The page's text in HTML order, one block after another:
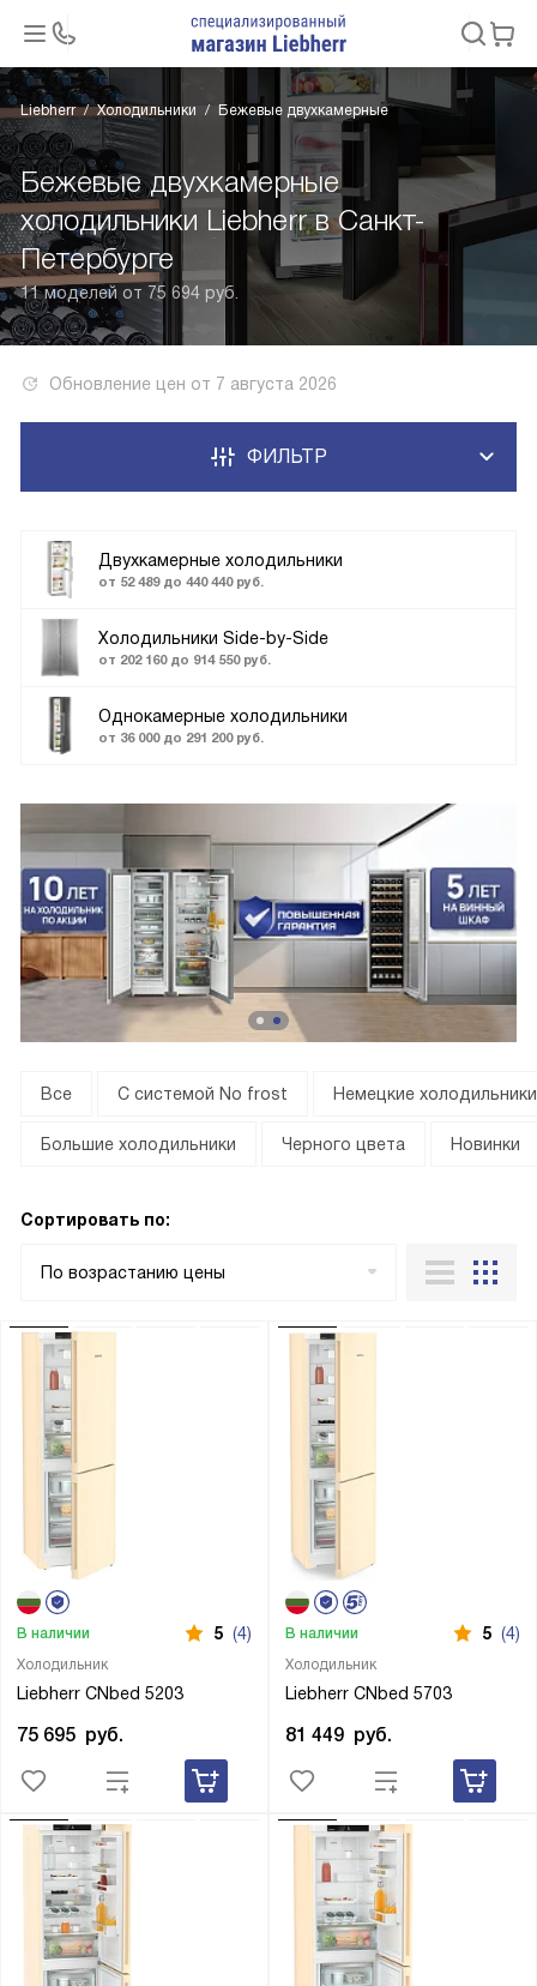
Liebherr Холодильники Бежевые двухкамерные
Бежевые двухкамерные
холодильники Liebherr в Санкт-
Петербурге
11 моделей от 75 694 руб.
Обновление цен от 7 августа 2026
Двухкамерные холодильники
от 52 489 до 440 440 руб.
Холодильники Side-by-Side
от 202 160 до 914 550 руб.
Однокамерные холодильники
от 36 000 до 291 200 руб.
ФИЛЬТР
Все С системой No frost Немецкие
Большие холодильники Черного цвета Новинки
Сортировать по:
По возрастанию цены
Холодильник
Liebherr CNbed 5203
В наличии 5 (4)
75 695 руб.
Холодильник
Liebherr CNbed 5703
В наличии 5 (4)
81 449 руб.